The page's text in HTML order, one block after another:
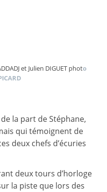
et Julien DIGUET photo
la part de Stéphane,
qui témoignent de
deux chefs d’écuries
deux tours d’horloge
la piste que lors des